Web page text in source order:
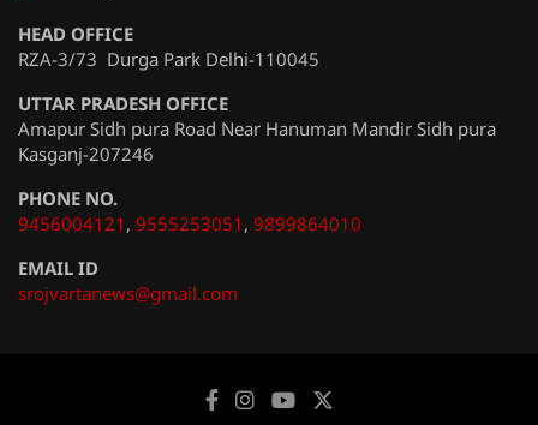
HEAD OFFICE
RZA-3/73 Durga Park Delhi-110045
UTTAR PRADESH OFFICE
Amapur Sidh pura Road Near Hanuman Mandir Sidh pura
Kasganj-207246
PHONE NO.
9456004121 , 9555253051 , 9899864010
EMAIL ID
srojvartanews@gmail.com